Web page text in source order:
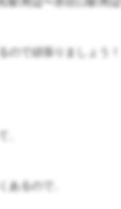
ので頑張りましょう！
、
あるので、